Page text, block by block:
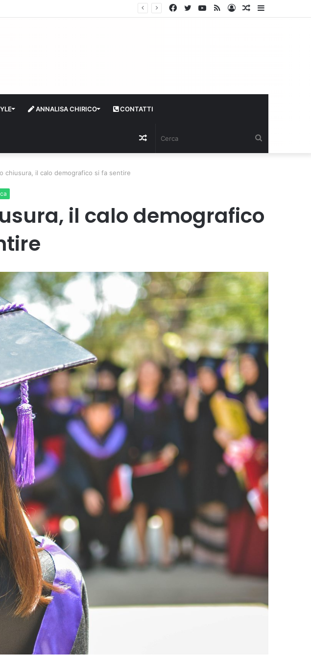
russa
Articolo
Log
RSS
YouTube
Twitter
Facebook
ANNALISA CHIRICO CONTATTI
Articolo
chiusura, il calo demografico si fa sentire
il calo demografico